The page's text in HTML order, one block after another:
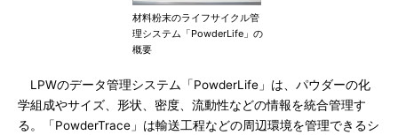
材料粉末のライフサイクル管
理システム「PowderLife」の
概要
LPWのデータ管理システム「PowderLife」は、パウダーの化
学組成やサイズ、形状、密度、流動性などの情報を統合管理す
る。「PowderTrace」は輸送工程などの周辺環境を管理できるシ